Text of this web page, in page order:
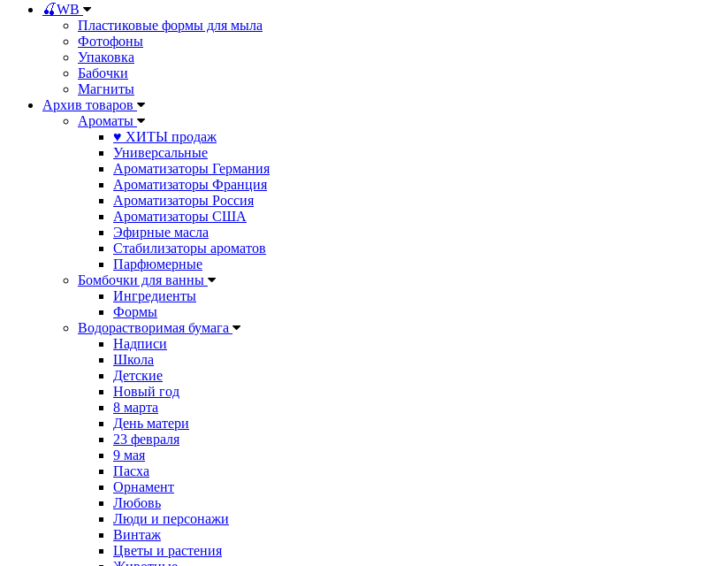
🍒WB
Пластиковые формы для мыла
Фотофоны
Упаковка
Бабочки
Магниты
Архив товаров
Ароматы
♥ ХИТЫ продаж
Универсальные
Ароматизаторы Германия
Ароматизаторы Франция
Ароматизаторы Россия
Ароматизаторы США
Эфирные масла
Стабилизаторы ароматов
Парфюмерные
Бомбочки для ванны
Ингредиенты
Формы
Водорастворимая бумага
Надписи
Школа
Детские
Новый год
8 марта
День матери
23 февраля
9 мая
Пасха
Орнамент
Любовь
Люди и персонажи
Винтаж
Цветы и растения